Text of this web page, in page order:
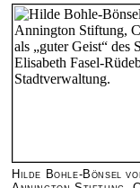
Hilde Bohle-Bönsel